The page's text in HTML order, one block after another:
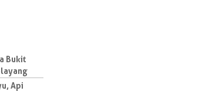
Bukit
Api